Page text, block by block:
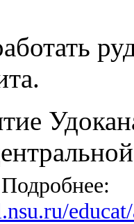
Подробнее: